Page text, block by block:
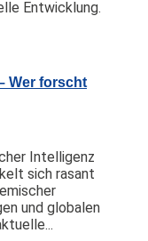
Entwicklung.
Wer forscht
Intelligenz
sich rasant
und globalen